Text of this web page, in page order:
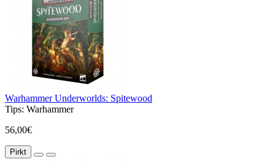
Warhammer Underworlds: Spitewood
Tips: Warhammer
56,00€
Pirkt